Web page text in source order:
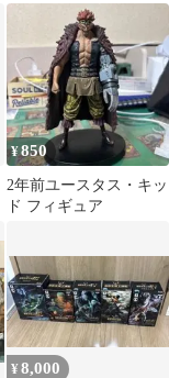
ット
¥850
2年前ユースタス・キッ
ド フィギュア
¥8,000